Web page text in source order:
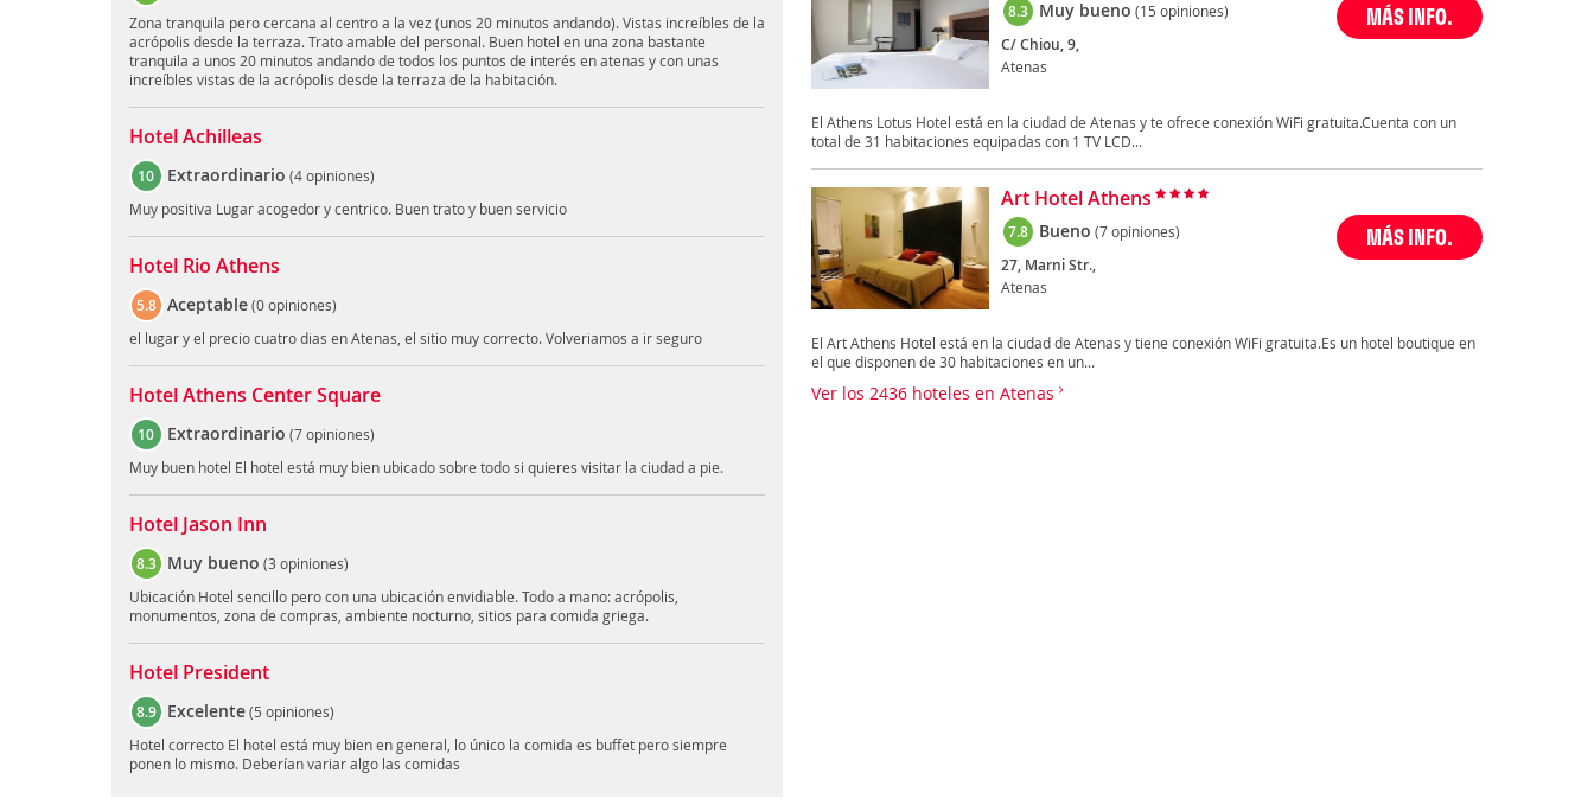
Zona tranquila pero cercana al centro a la vez (unos 20 minutos andando). Vistas increíbles de la
acrópolis desde la terraza. Trato amable del personal. Buen hotel en una zona bastante
tranquila a unos 20 minutos andando de todos los puntos de interés en atenas y con unas
increíbles vistas de la acrópolis desde la terraza de la habitación.
Hotel Achilleas
10 Extraordinario (4 opiniones)
Muy positiva Lugar acogedor y centrico. Buen trato y buen servicio
Hotel Rio Athens
5.8 Aceptable(0 opiniones)
el lugar y el precio cuatro dias en Atenas, el sitio muy correcto. Volveriamos a ir seguro
Hotel Athens Center Square
10 Extraordinario (7 opiniones)
Muy buen hotel El hotel está muy bien ubicado sobre todo si quieres visitar la ciudad a pie.
Hotel Jason Inn
8.3 Muy bueno (3 opiniones)
Ubicación Hotel sencillo pero con una ubicación envidiable. Todo a mano: acrópolis,
monumentos, zona de compras, ambiente nocturno, sitios para comida griega.
Hotel President
8.9 Excelente(5 opiniones)
Hotel correcto El hotel está muy bien en general, lo único la comida es buffet pero siempre
ponen lo mismo. Deberían variar algo las comidas
8.3 Muy bueno (15 opiniones)
C/ Chiou, 9,
Atenas
MÁS INFO.
El Athens Lotus Hotel está en la ciudad de Atenas y te ofrece conexión WiFi gratuita.Cuenta con un
total de 31 habitaciones equipadas con 1 TV LCD...
Art Hotel Athens
7.8 Bueno (7 opiniones)
27, Marni Str.,
Atenas
MÁS INFO.
El Art Athens Hotel está en la ciudad de Atenas y tiene conexión WiFi gratuita.Es un hotel boutique en
el que disponen de 30 habitaciones en un...
Ver los 2436 hoteles en Atenas